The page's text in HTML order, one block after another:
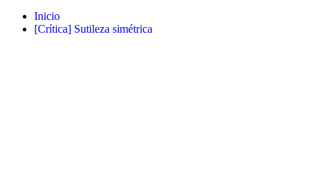
Inicio
[Crítica] Sutileza simétrica